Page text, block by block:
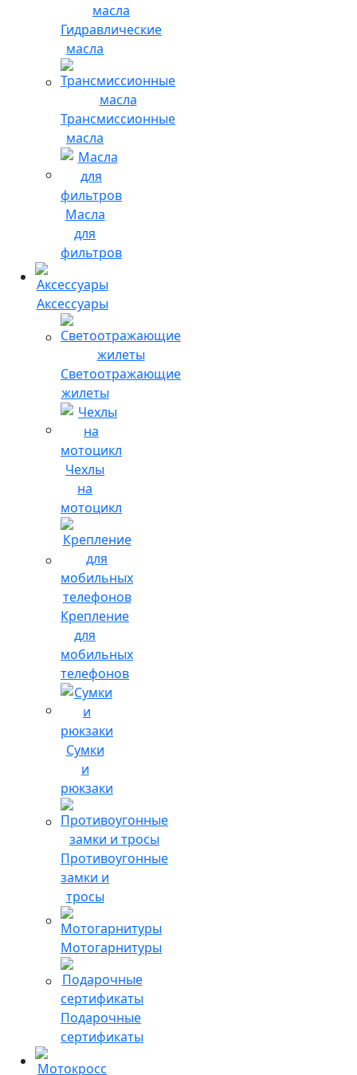
Гидравлические
масла
Трансмиссионные
масла
Масла
для
фильтров
Аксессуары
Светоотражающие
жилеты
Чехлы
на
мотоцикл
Крепление
для
мобильных
телефонов
Сумки
и
рюкзаки
Противоугонные
замки и
тросы
Мотогарнитуры
Подарочные
сертификаты